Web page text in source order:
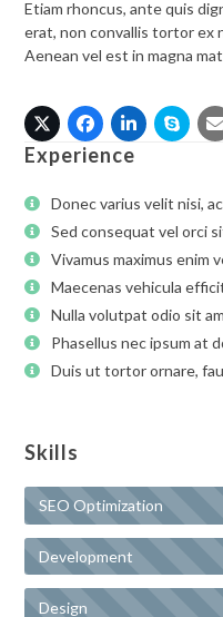
Etiam rhoncus, ante quis
erat, non convallis tortor ex
Aenean vel est in magna
X FacebookLinkedinSkype
Experience
Donec varius velit nisi,
Sed consequat vel orci
Vivamus maximus enim
Maecenas vehicula
Nulla volutpat odio sit
Phasellus nec ipsum at
Duis ut tortor ornare,
Skills
SEO Optimization
Development
Design